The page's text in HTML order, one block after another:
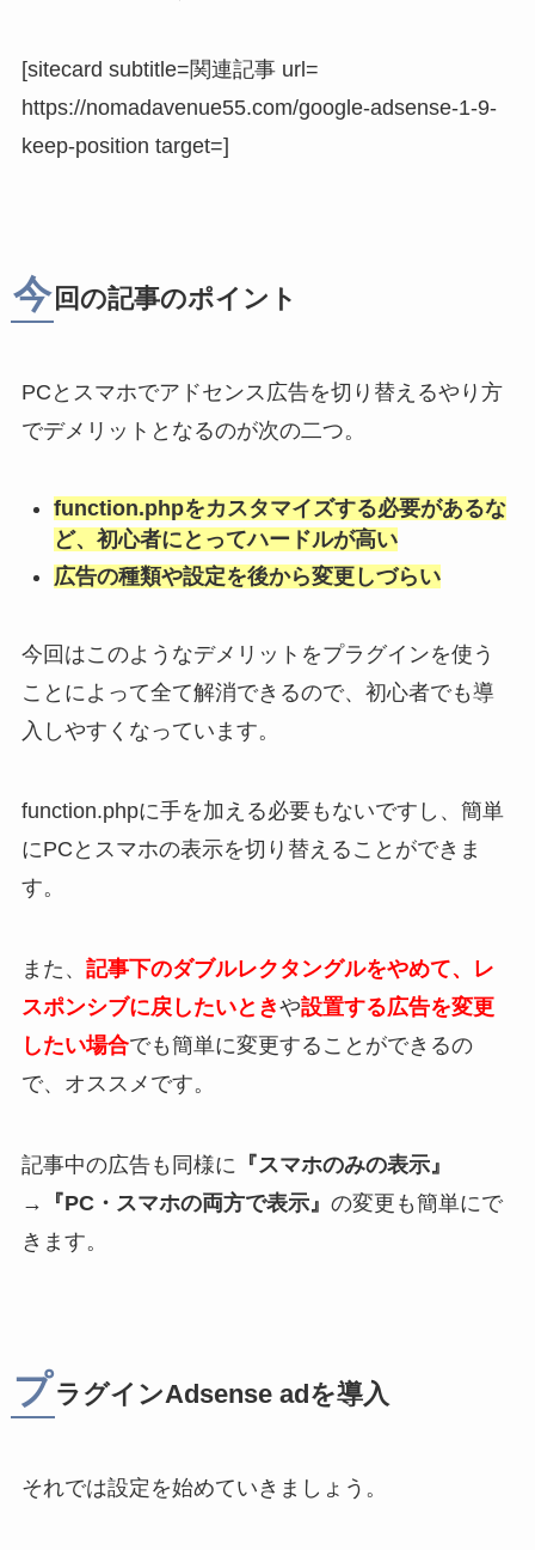
[sitecard subtitle=関連記事 url=
https://nomadavenue55.com/google-adsense-1-9-
keep-position target=]
今 回の記事のポイント
PCとスマホでアドセンス広告を切り替えるやり方
でデメリットとなるのが次の二つ。
function.phpをカスタマイズする必要があるな
ど、初心者にとってハードルが高い
広告の種類や設定を後から変更しづらい
今回はこのようなデメリットをプラグインを使う
ことによって全て解消できるので、初心者でも導
入しやすくなっています。
function.phpに手を加える必要もないですし、簡単
にPCとスマホの表示を切り替えることができま
す。
また、 記事下のダブルレクタングルをやめて、レ
スポンシブに戻したいときや設置する広告を変更
したい場合でも簡単に変更することができるの
で、オススメです。
記事中の広告も同様に 『スマホのみの表示』
→
『PC・スマホの両方で表示』 の変更も簡単にで
きます。
プラグインAdsense adを導入
それでは設定を始めていきましょう。